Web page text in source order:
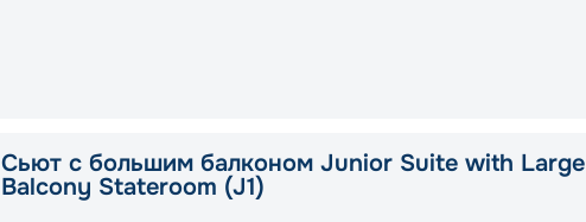
Сьют с большим балконом Junior Suite with Large
Balcony Stateroom (J1)